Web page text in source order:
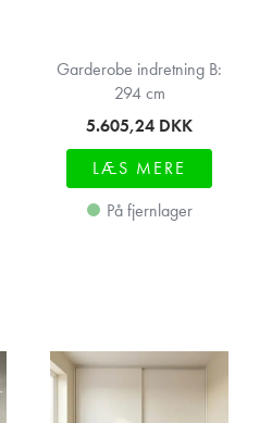
Garderobe indretning B:
294 cm
5.605,24 DKK
LÆS MERE
På fjernlager